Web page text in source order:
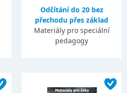
Odčítání do 20 bez
přechodu přes základ
Materiály pro speciální
pedagogy